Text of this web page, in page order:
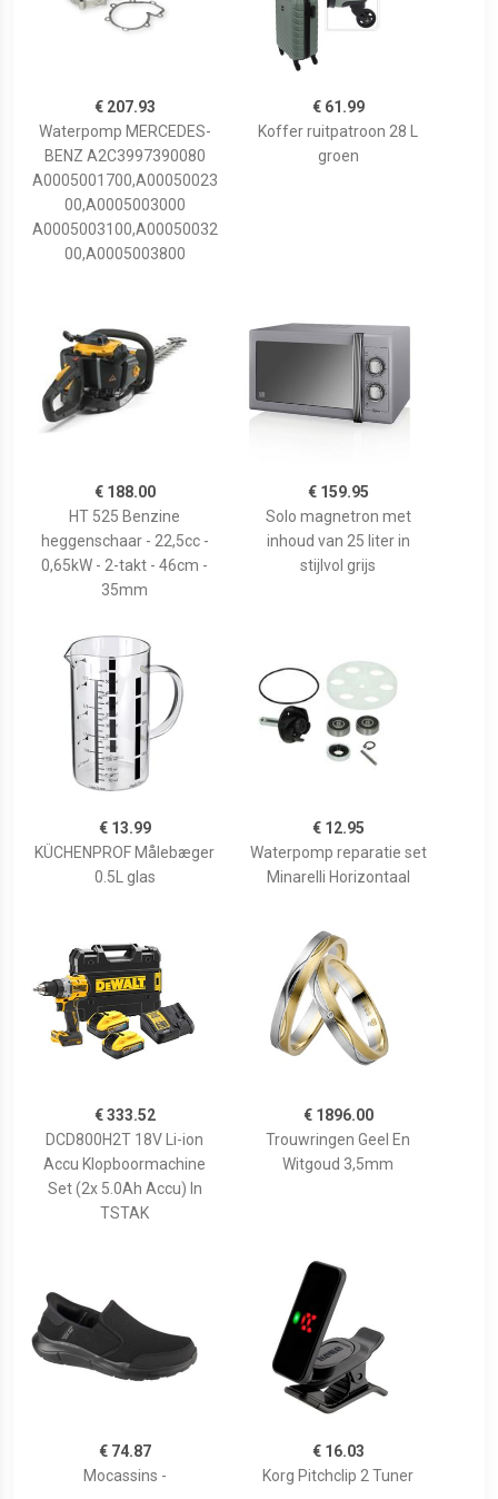
€ 207.93
Waterpomp MERCEDES-
BENZ A2C3997390080
A0005001700,A00050023
00,A0005003000
A0005003100,A00050032
00,A0005003800
€ 61.99
Koffer ruitpatroon 28 L
groen
€ 188.00
HT 525 Benzine
heggenschaar - 22,5cc -
0,65kW - 2-takt - 46cm -
35mm
€ 159.95
Solo magnetron met
inhoud van 25 liter in
stijlvol grijs
€ 13.99
KÜCHENPROF Målebæger
0.5L glas
€ 12.95
Waterpomp reparatie set
Minarelli Horizontaal
€ 333.52
DCD800H2T 18V Li-ion
Accu Klopboormachine
Set (2x 5.0Ah Accu) In
TSTAK
€ 1896.00
Trouwringen Geel En
Witgoud 3,5mm
€ 74.87
Mocassins -
€ 16.03
Korg Pitchclip 2 Tuner